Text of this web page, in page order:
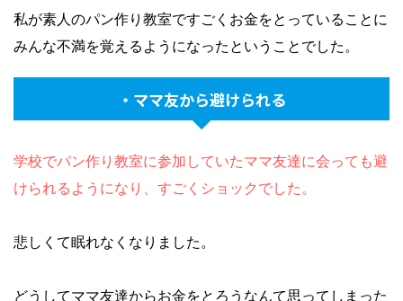
私が素人のパン作り教室ですごくお金をとっていることに
みんな不満を覚えるようになったということでした。
・ママ友から避けられる
学校でパン作り教室に参加していたママ友達に会っても避
けられるようになり、すごくショックでした。
悲しくて眠れなくなりました。
どうしてママ友達からお金をとろうなんて思ってしまった